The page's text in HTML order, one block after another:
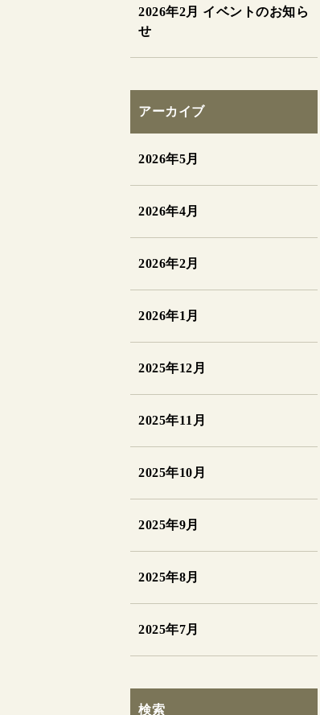
2026年2月 イベントのお知ら
せ
アーカイブ
2026年5月
2026年4月
2026年2月
2026年1月
2025年12月
2025年11月
2025年10月
2025年9月
2025年8月
2025年7月
検索